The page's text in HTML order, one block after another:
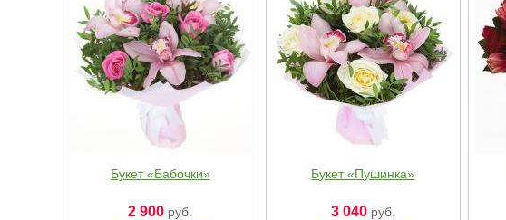
Букет «Бабочки»
2 900 руб.
Букет «Пушинка»
3 040руб.